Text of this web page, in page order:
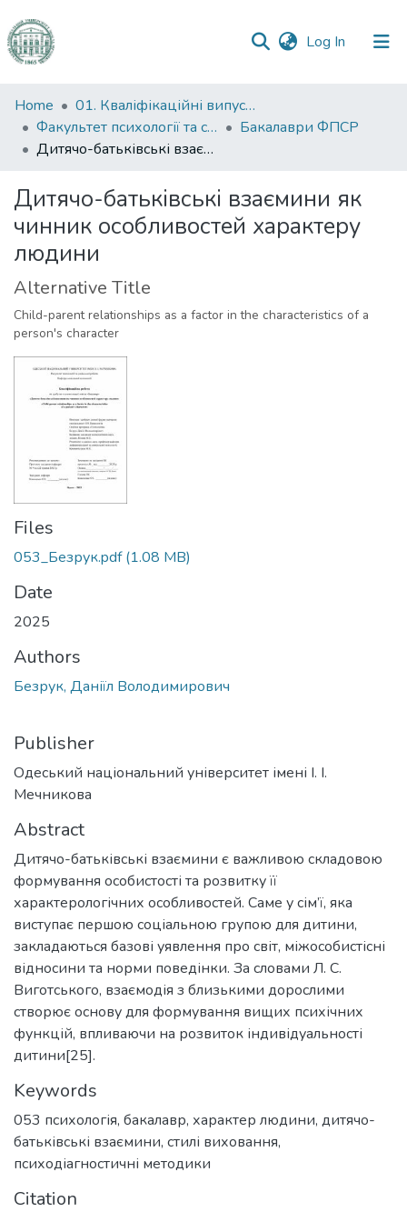
Log In (current)
Communities
&
Collections
Statistics
Home
01. Кваліфікаційні випускні роботи здобувачів вищої освіти
Факультет психології та соціальної роботи
Бакалаври ФПСР
Дитячо-батьківські взаємини як чинник особливостей характеру людини
Дитячо-батьківські взаємини як
чинник особливостей характеру
людини
Alternative Title
Child-parent relationships as a factor in the characteristics of a
person's character
Files
053_Безрук.pdf(1.08 MB)
Date
2025
Authors
Безрук, Даніїл Володимирович
Publisher
Одеський національний університет імені І. І.
Мечникова
Abstract
Дитячо-батьківські взаємини є важливою складовою
формування особистості та розвитку її
характерологічних особливостей. Саме у сім’ї, яка
виступає першою соціальною групою для дитини,
закладаються базові уявлення про світ, міжособистісні
відносини та норми поведінки. За словами Л. С.
Виготського, взаємодія з близькими дорослими
створює основу для формування вищих психічних
функцій, впливаючи на розвиток індивідуальності
дитини[25].
Keywords
053 психологія, бакалавр, характер людини, дитячо-
батьківські взаємини, стилі виховання,
психодіагностичні методики
Citation